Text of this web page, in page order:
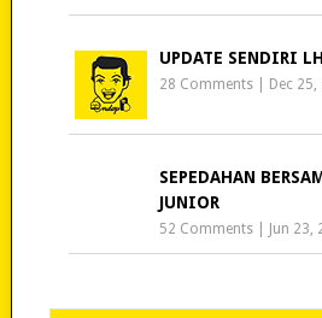
UPDATE SENDIRI
28 Comments Dec 25,
SEPEDAHAN
JUNIOR
52 Comments Jun 23,